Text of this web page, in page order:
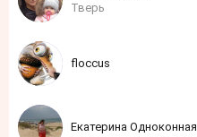
Тверь
floccus
Екатерина Одноконная